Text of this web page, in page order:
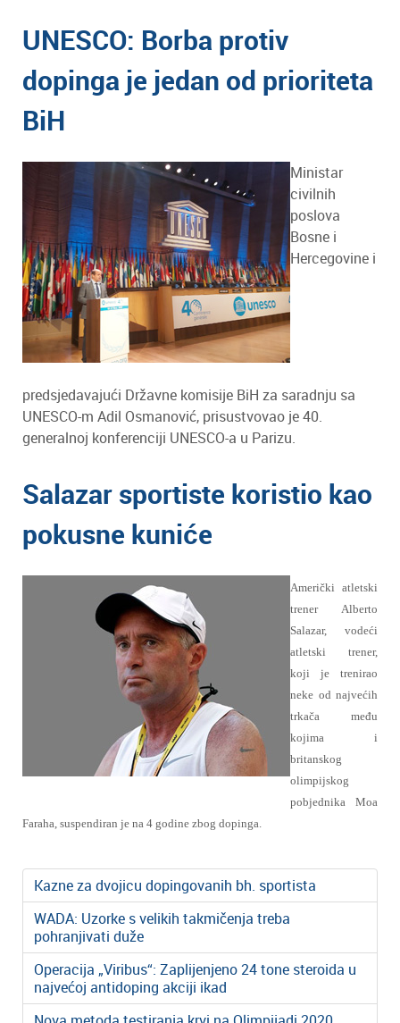
UNESCO: Borba protiv
dopinga je jedan od prioriteta
BiH
Ministar
civilnih
poslova
Bosne i
Hercegovine i
predsjedavajući Državne komisije BiH za saradnju sa
UNESCO-m Adil Osmanović, prisustvovao je 40.
generalnoj konferenciji UNESCO-a u Parizu.
Salazar sportiste koristio kao
pokusne kuniće
Američki atletski
trener Alberto
Salazar, vodeći
atletski trener,
koji je trenirao
neke od najvećih
trkača među
kojima i
britanskog
olimpijskog
pobjednika Moa
Faraha, suspendiran je na 4 godine zbog dopinga.
Kazne za dvojicu dopingovanih bh. sportista
WADA: Uzorke s velikih takmičenja treba
pohranjivati duže
Operacija „Viribus“: Zaplijenjeno 24 tone steroida u
najvećoj antidoping akciji ikad